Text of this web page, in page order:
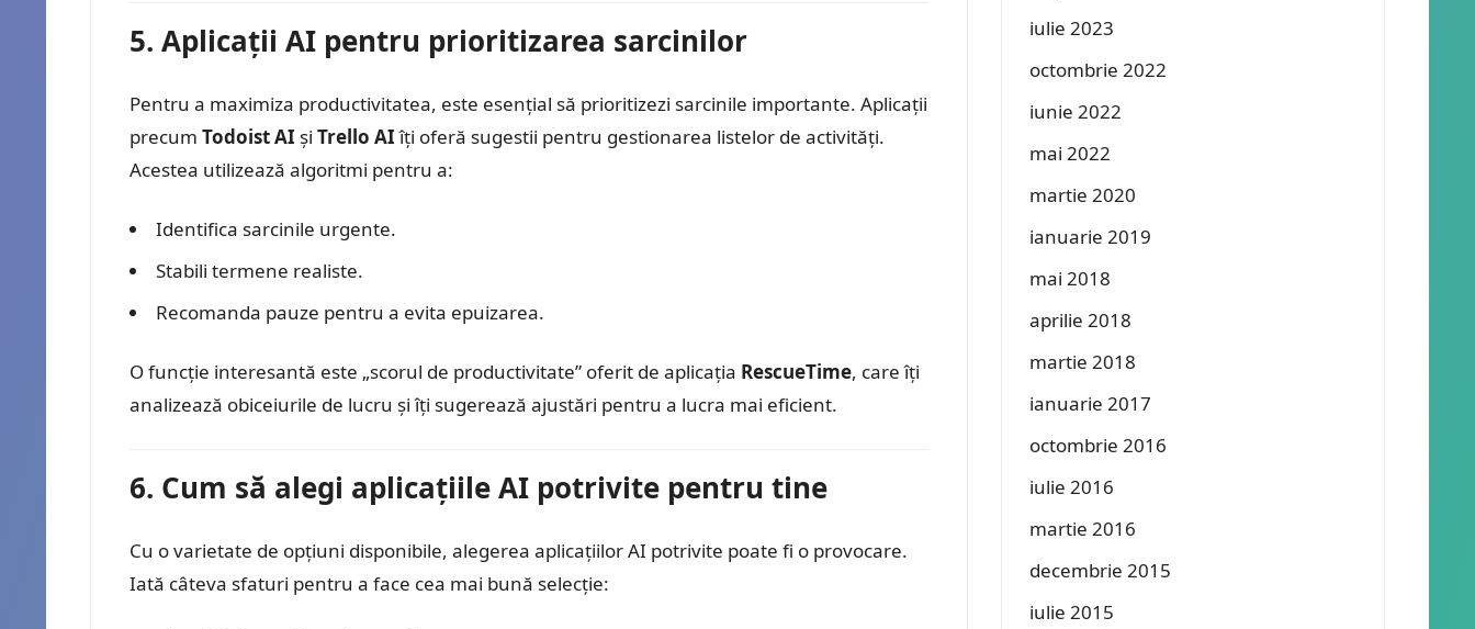
5. Aplicații AI pentru prioritizarea sarcinilor
Pentru a maximiza productivitatea, este esențial să prioritizezi sarcinile importante. Aplicații
precum Todoist AI și Trello AIîți oferă sugestii pentru gestionarea listelor de activități.
Acestea utilizează algoritmi pentru a:
Identifica sarcinile urgente.
Stabili termene realiste.
Recomanda pauze pentru a evita epuizarea.
O funcție interesantă este „scorul de productivitate” oferit de aplicația RescueTime, care îți
analizează obiceiurile de lucru și îți sugerează ajustări pentru a lucra mai eficient.
6. Cum să alegi aplicațiile AI potrivite pentru tine
Cu o varietate de opțiuni disponibile, alegerea aplicațiilor AI potrivite poate fi o provocare.
Iată câteva sfaturi pentru a face cea mai bună selecție:
iulie 2023
octombrie 2022
iunie 2022
mai 2022
martie 2020
ianuarie 2019
mai 2018
aprilie 2018
martie 2018
ianuarie 2017
octombrie 2016
iulie 2016
martie 2016
decembrie 2015
iulie 2015